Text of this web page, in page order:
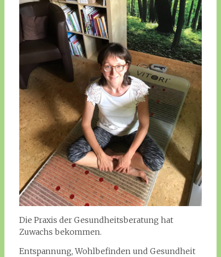
Die Praxis der Gesundheitsberatung hat
Zuwachs bekommen.
Entspannung, Wohlbefinden und Gesundheit